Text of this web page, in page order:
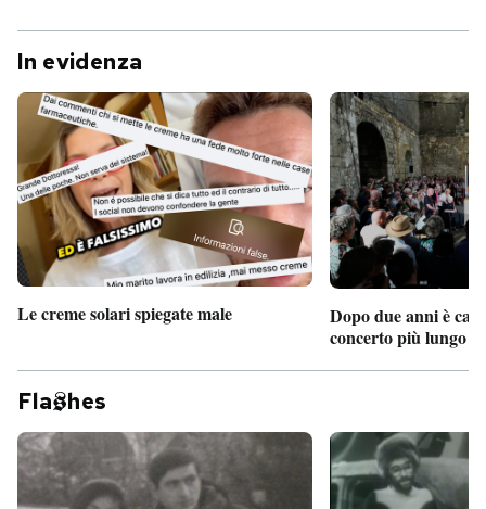
In evidenza
Le creme solari spiegate male
Dopo due anni è
concerto più lungo
Fla hes